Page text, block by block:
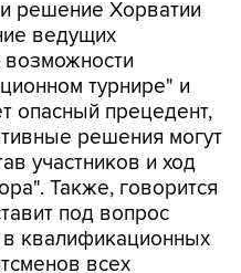
возможности
турнире" и
опасный прецедент,
решения могут
участников и ход
Также, говорится
под вопрос
в квалификационных
всех